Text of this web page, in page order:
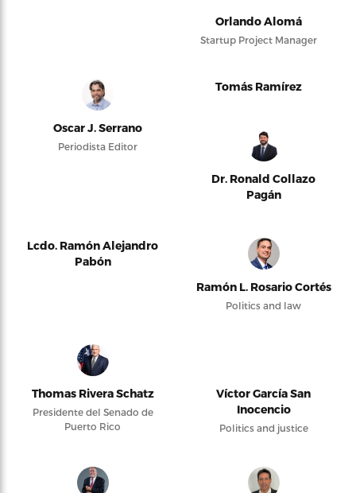
Orlando Alomá
Startup Project Manager
Oscar J. Serrano
Periodista Editor
Tomás Ramírez
Dr. Ronald Collazo
Pagán
Lcdo. Ramón Alejandro
Pabón
Ramón L. Rosario Cortés
Politics and law
Thomas Rivera Schatz
Presidente del Senado de
Puerto Rico
Víctor García San
Inocencio
Politics and justice